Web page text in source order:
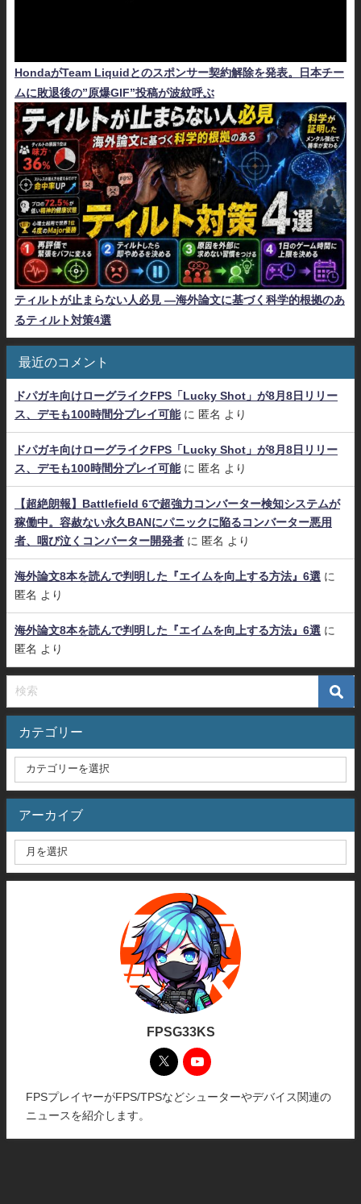
HondaがTeam Liquidとのスポンサー契約解除を発表。日本チー
ムに敗退後の”原爆GIF”投稿が波紋呼ぶ
ティルトが止まらない人必見 ―海外論文に基づく科学的根拠のあ
るティルト対策4選
最近のコメント
ドパガキ向けローグライクFPS「Lucky Shot」が8月8日リリー
ス、デモも100時間分プレイ可能に 匿名 より
ドパガキ向けローグライクFPS「Lucky Shot」が8月8日リリー
ス、デモも100時間分プレイ可能に 匿名 より
【超絶朗報】Battlefield 6で超強力コンバーター検知システムが
稼働中。容赦ない永久BANにパニックに陥るコンバーター悪用
者、咽び泣くコンバーター開発者 に 匿名 より
海外論文8本を読んで判明した『エイムを向上する方法』6選 に
匿名 より
海外論文8本を読んで判明した『エイムを向上する方法』6選 に
匿名 より
カテゴリー
アーカイブ
FPSG33KS
FPSプレイヤーがFPS/TPSなどシューターやデバイス関連の
ニュースを紹介します。